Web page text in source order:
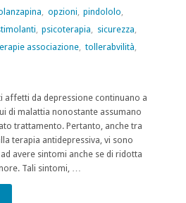
opzioni pindololo
psicoterapia sicurezza
associazione tollerabvilità
affetti da depressione continuano a
di malattia nonostante assumano
trattamento. Pertanto, anche tra
terapia antidepressiva, vi sono
avere sintomi anche se di ridotta
Tali sintomi, …